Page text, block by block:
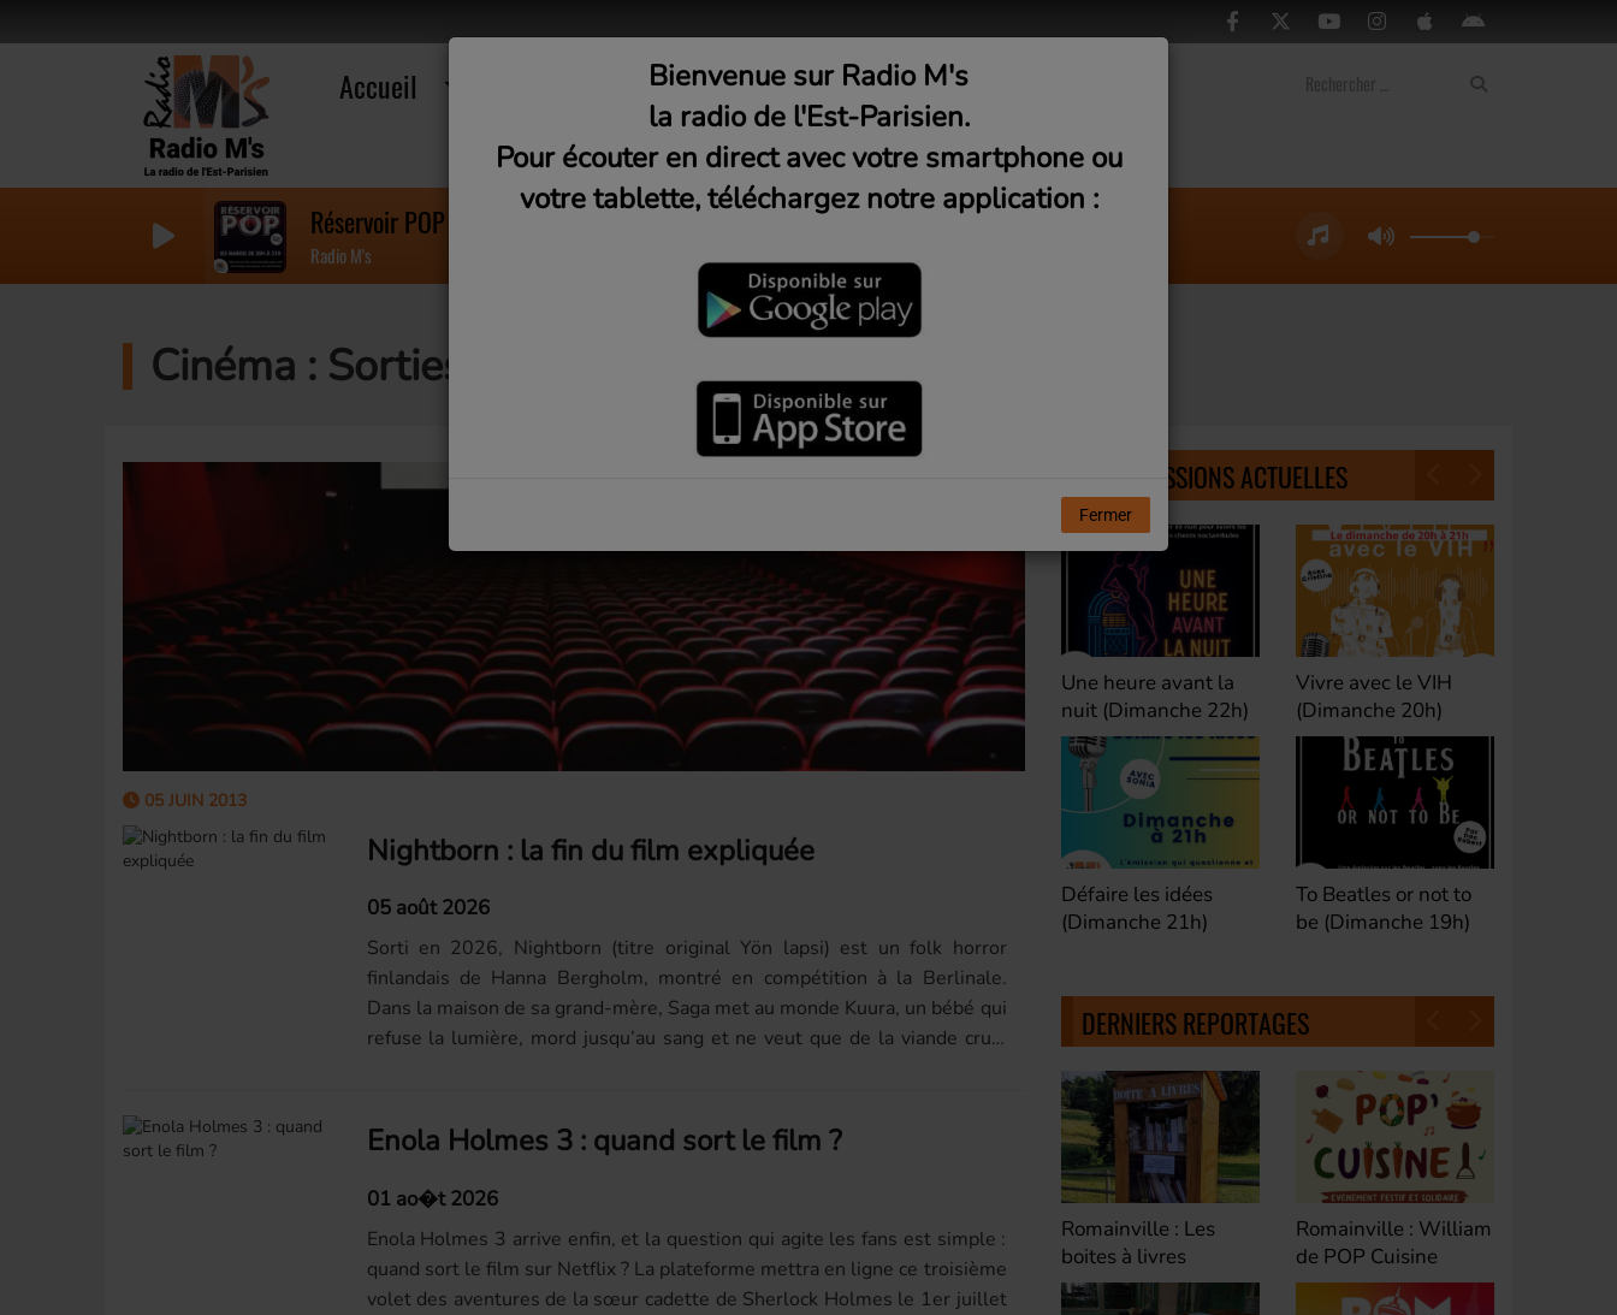
Accueil Musique Médias
Réservoir POP (Mardi 20h)
Radio M's
Cinéma : Sorties de la semaine
05 JUIN 2013
Nightborn : la fin du film expliquée
05 août 2026
Sorti en 2026, Nightborn (titre original Yön lapsi) est un folk horror
finlandais de Hanna Bergholm, montré en compétition à la Berlinale.
Dans la maison de sa grand-mère, Saga met au monde Kuura, un bébé qui
refuse la lumière, mord jusqu’au sang et ne veut que de la viande crue.
Enola Holmes 3 : quand sort le film ?
01 ao�t 2026
Enola Holmes 3 arrive enfin, et la question qui agite les fans est simple :
quand sort le film sur Netflix ? La plateforme mettra en ligne ce troisième
volet des aventures de la sœur cadette de Sherlock Holmes le 1er juillet
NOS ÉMISSIONS ACTUELLES
Une heure avant la
nuit (Dimanche 22h)
Vivre avec le VIH
(Dimanche 20h)
To Beatles or not to
be (Dimanche 19h)
Club M's le Mix by
David (Lundi, jeudi et
samedi 23h)
Fan de Funk (Samedi
21h)
DERNIERS REPORTAGES
Romainville : Les
boites à livres
Romainville : William
de POP Cuisine
Romainville : Riad de
Cyclofficine
Bienvenue sur Radio M's
la radio de l'Est-Parisien.
Pour écouter en direct avec votre smartphone ou
votre tablette, téléchargez notre application :
Fermer